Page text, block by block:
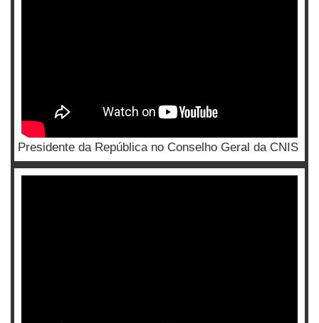
Presidente da República no Conselho Geral da CNIS